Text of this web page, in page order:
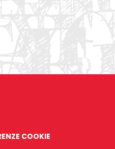
COOKIE